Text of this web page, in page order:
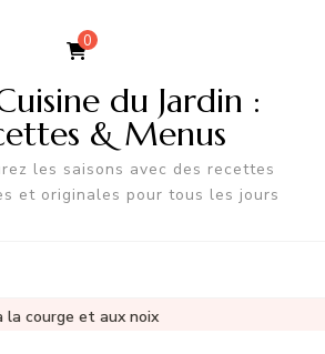
0
du Jardin :
& Menus
les saisons avec des recettes
et originales pour tous les jours
la courge et aux noix